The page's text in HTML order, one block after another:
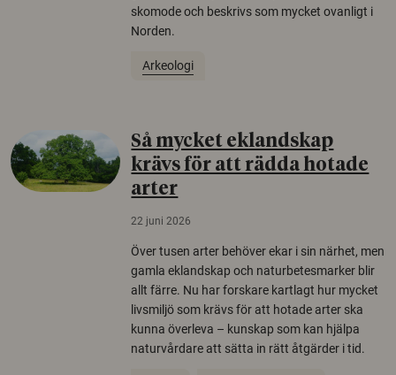
skomode och beskrivs som mycket ovanligt i
Norden.
Arkeologi
Så mycket eklandskap
krävs för att rädda hotade
arter
22 juni 2026
Över tusen arter behöver ekar i sin närhet, men
gamla eklandskap och naturbetesmarker blir
allt färre. Nu har forskare kartlagt hur mycket
livsmiljö som krävs för att hotade arter ska
kunna överleva – kunskap som kan hjälpa
naturvårdare att sätta in rätt åtgärder i tid.